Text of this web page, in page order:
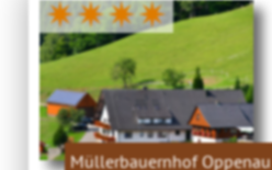
✷✷✷✷
Müllerbauernhof Oppenau